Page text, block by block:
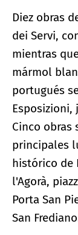
Diez obras
dei Servi,
mientras
mármol
portugués
Esposizioni,
Cinco obras
principales
histórico de
l'Agorà,
Porta San
San